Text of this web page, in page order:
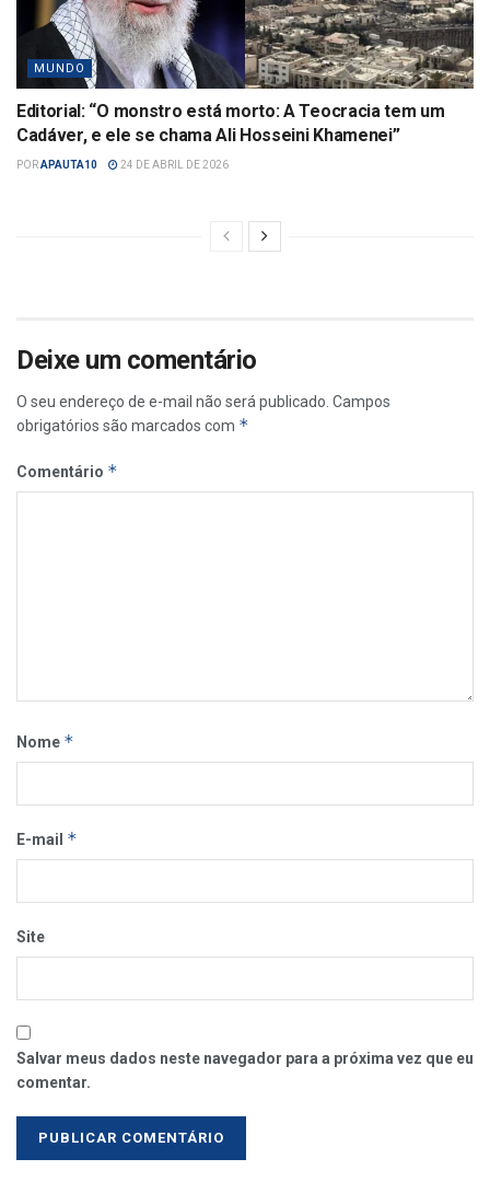
MUNDO
Editorial: “O monstro está morto: A Teocracia tem um
Cadáver, e ele se chama Ali Hosseini Khamenei”
PORAPAUTA10 24 DE ABRIL DE 2026
Deixe um comentário
O seu endereço de e-mail não será publicado. Campos
obrigatórios são marcados com *
Comentário *
Nome *
E-mail *
Site
Salvar meus dados neste navegador para a próxima vez que eu
comentar.